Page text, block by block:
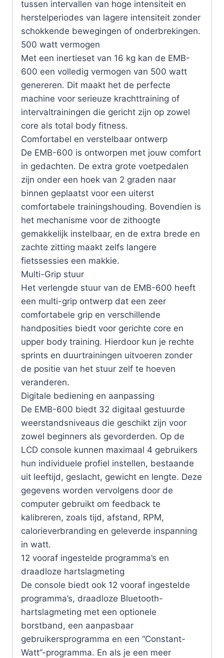
tussen intervallen van hoge intensiteit en
herstelperiodes van lagere intensiteit zonder
schokkende bewegingen of onderbrekingen.
500 watt vermogen
Met een inertieset van 16 kg kan de EMB-
600 een volledig vermogen van 500 watt
genereren. Dit maakt het de perfecte
machine voor serieuze krachttraining of
intervaltrainingen die gericht zijn op zowel
core als total body fitness.
Comfortabel en verstelbaar ontwerp
De EMB-600 is ontworpen met jouw comfort
in gedachten. De extra grote voetpedalen
zijn onder een hoek van 2 graden naar
binnen geplaatst voor een uiterst
comfortabele trainingshouding. Bovendien is
het mechanisme voor de zithoogte
gemakkelijk instelbaar, en de extra brede en
zachte zitting maakt zelfs langere
fietssessies een makkie.
Multi-Grip stuur
Het verlengde stuur van de EMB-600 heeft
een multi-grip ontwerp dat een zeer
comfortabele grip en verschillende
handposities biedt voor gerichte core en
upper body training. Hierdoor kun je rechte
sprints en duurtrainingen uitvoeren zonder
de positie van het stuur zelf te hoeven
veranderen.
Digitale bediening en aanpassing
De EMB-600 biedt 32 digitaal gestuurde
weerstandsniveaus die geschikt zijn voor
zowel beginners als gevorderden. Op de
LCD console kunnen maximaal 4 gebruikers
hun individuele profiel instellen, bestaande
uit leeftijd, geslacht, gewicht en lengte. Deze
gegevens worden vervolgens door de
computer gebruikt om feedback te
kalibreren, zoals tijd, afstand, RPM,
calorieverbranding en geleverde inspanning
in watt.
12 vooraf ingestelde programma’s en
draadloze hartslagmeting
De console biedt ook 12 vooraf ingestelde
programma’s, draadloze Bluetooth-
hartslagmeting met een optionele
borstband, een aanpasbaar
gebruikersprogramma en een “Constant-
Watt”-programma. En als je een meer